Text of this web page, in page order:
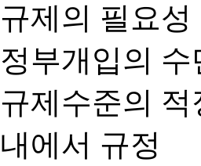
규제의 필요
정부개입의
규제수준의
내에서 규정